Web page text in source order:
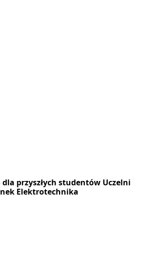
dla przyszłych studentów Uczelni
Elektrotechnika